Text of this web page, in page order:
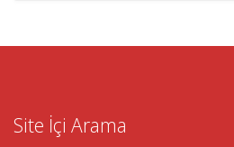
Site İçi Arama